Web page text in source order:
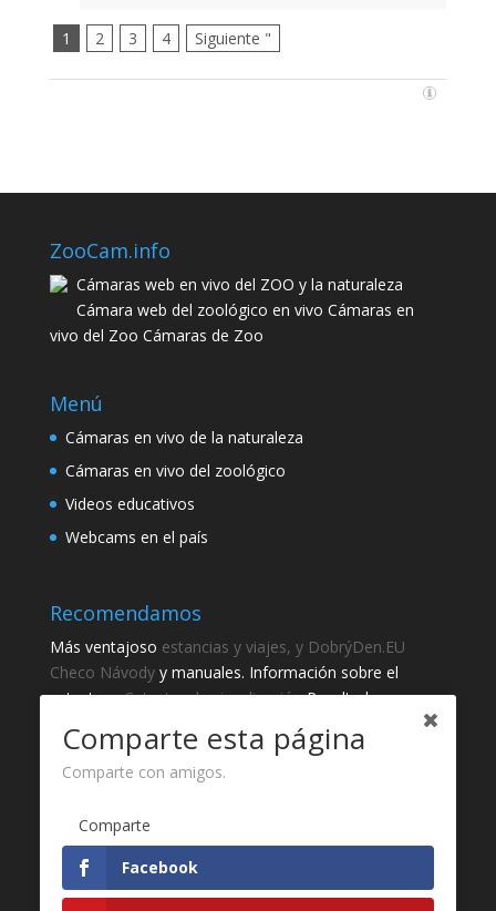
1 2 3 4 Siguiente "
ZooCam.info
Cámaras web en vivo del ZOO y la naturaleza
Cámara web del zoológico en vivo Cámaras en
vivo del Zoo Cámaras de Zoo
Menú
Cámaras en vivo de la naturaleza
Cámaras en vivo del zoológico
Videos educativos
Webcams en el país
Recomendamos
Más ventajoso estancias y viajes, y DobrýDen.EU
Checo Návodyy manuales. Información sobre el
catastro -Catastro de visualizaciónResultados
Cómo registrarse pararecibos
Gracias
Fotografie zPixabay
Desarrollo de sitio web - Jan Brokeš, Brofi.eu
Comparte esta página
Comparte con amigos.
Comparte
Facebook